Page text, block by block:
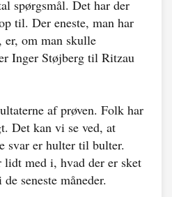
spørgsmål. Det har der
til. Der eneste, man har
er, om man skulle
Inger Støjberg til Ritzau
af prøven. Folk har
Det kan vi se ved, at
svar er hulter til bulter.
med i, hvad der er sket
seneste måneder.